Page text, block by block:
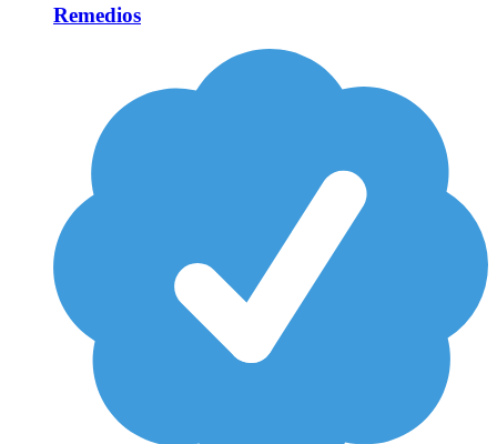
Remedios